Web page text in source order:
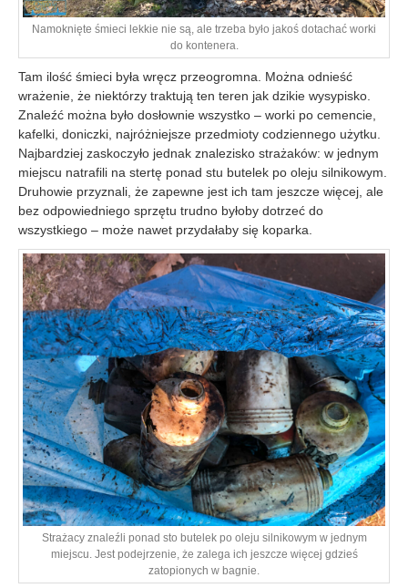
Namoknięte śmieci lekkie nie są, ale trzeba było jakoś dotachać worki
do kontenera.
Tam ilość śmieci była wręcz przeogromna. Można odnieść
wrażenie, że niektórzy traktują ten teren jak dzikie wysypisko.
Znaleźć można było dosłownie wszystko – worki po cemencie,
kafelki, doniczki, najróżniejsze przedmioty codziennego użytku.
Najbardziej zaskoczyło jednak znalezisko strażaków: w jednym
miejscu natrafili na stertę ponad stu butelek po oleju silnikowym.
Druhowie przyznali, że zapewne jest ich tam jeszcze więcej, ale
bez odpowiedniego sprzętu trudno byłoby dotrzeć do
wszystkiego – może nawet przydałaby się koparka.
Strażacy znaleźli ponad sto butelek po oleju silnikowym w jednym
miejscu. Jest podejrzenie, że zalega ich jeszcze więcej gdzieś
zatopionych w bagnie.